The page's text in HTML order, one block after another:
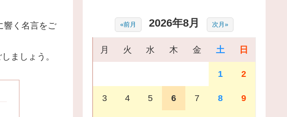
響く名言をご
ましょう。
«前月 2026年8月 次月»
月 火 水 木 金 土 日
1 2
3 4 5 6 7 8 9